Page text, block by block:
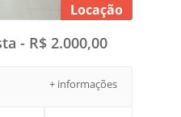
Locação
- R$ 2.000,00
+ informações